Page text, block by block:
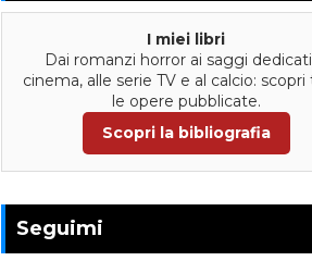
I miei libri
Dai romanzi horror ai saggi
cinema, alle serie TV e al calcio:
le opere pubblicate.
Scopri la bibliografia
Seguimi